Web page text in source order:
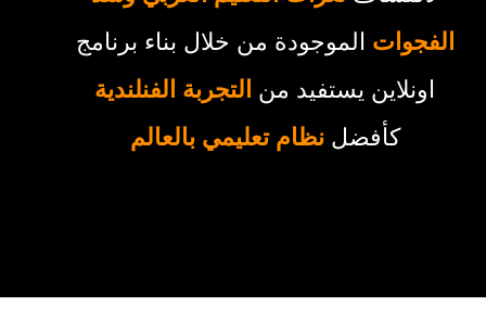
الفجوات الموجودة من خلال بناء برنامج
اونلاين يستفيد من التجربة الفنلندية
كأفضلنظام تعليمي بالعالم